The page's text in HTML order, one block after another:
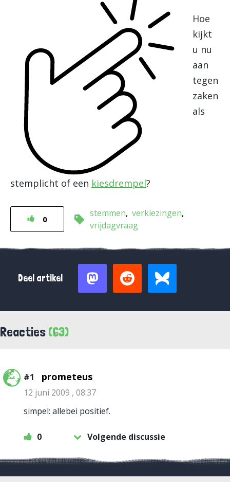
Hoe
kijkt
u nu
aan
tegen
zaken
als
stemplicht of een kiesdrempel?
0
stemmen verkiezingen
vrijdagvraag
Deel artikel
Reacties (63)
#1 prometeus
12 juni 2009 , 08:37
simpel: allebei positief.
0 Volgende discussie